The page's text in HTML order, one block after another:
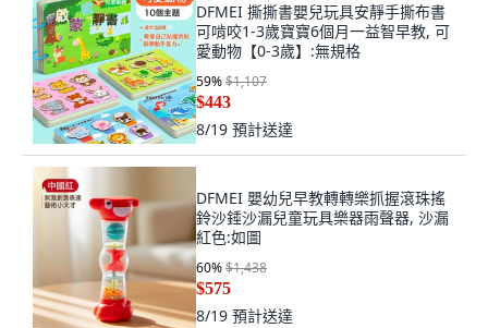
DFMEI 撕撕書嬰兒玩具安靜手撕布書
可啃咬1-3歲寶寶6個月一益智早教, 可
愛動物【0-3歲】:無規格
59%$1,107
$443
8/19 預計送達
DFMEI 嬰幼兒早教轉轉樂抓握滾珠搖
鈴沙錘沙漏兒童玩具樂器雨聲器, 沙漏
紅色:如圖
60%$1,438
$575
8/19 預計送達